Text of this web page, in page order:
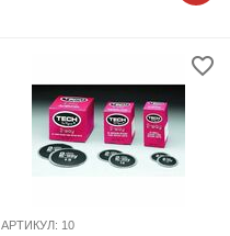
АРТИКУЛ: 10